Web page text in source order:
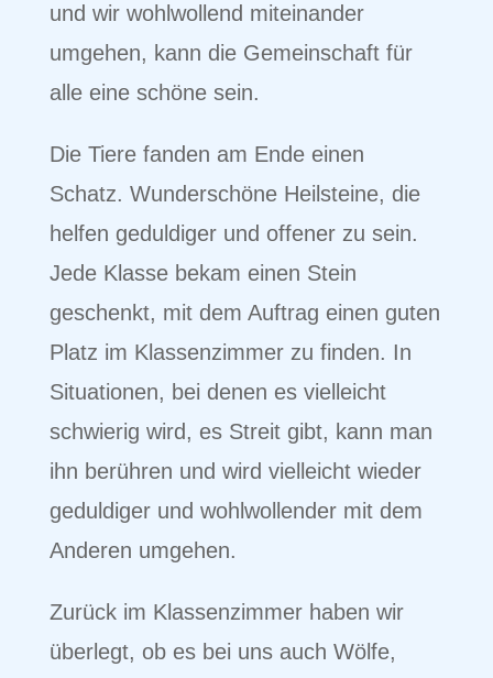
und wir wohlwollend miteinander
umgehen, kann die Gemeinschaft für
alle eine schöne sein.
Die Tiere fanden am Ende einen
Schatz. Wunderschöne Heilsteine, die
helfen geduldiger und offener zu sein.
Jede Klasse bekam einen Stein
geschenkt, mit dem Auftrag einen guten
Platz im Klassenzimmer zu finden. In
Situationen, bei denen es vielleicht
schwierig wird, es Streit gibt, kann man
ihn berühren und wird vielleicht wieder
geduldiger und wohlwollender mit dem
Anderen umgehen.
Zurück im Klassenzimmer haben wir
überlegt, ob es bei uns auch Wölfe,